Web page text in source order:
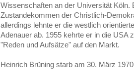
Wissenschaften an der Universität Köln.
Zustandekommen der Christlich-
allerdings lehnte er die westlich
Adenauer ab. 1955 kehrte er in die USA
"Reden und Aufsätze" auf den Markt.
Heinrich Brüning starb am 30. März